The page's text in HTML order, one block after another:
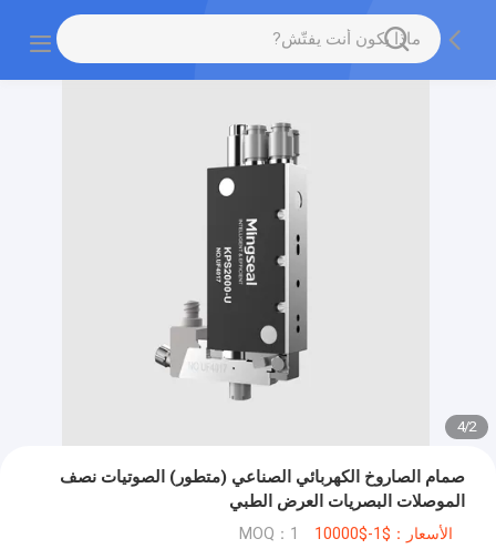
2
/
4
صمام الصاروخ الكهربائي الصناعي (متطور) الصوتيات نصف
الموصلات البصريات العرض الطبي
الأسعار：$1-$10000 MOQ：1